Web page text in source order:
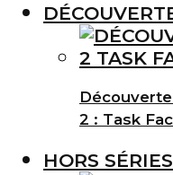
2 : Task
HORS SÉRIES